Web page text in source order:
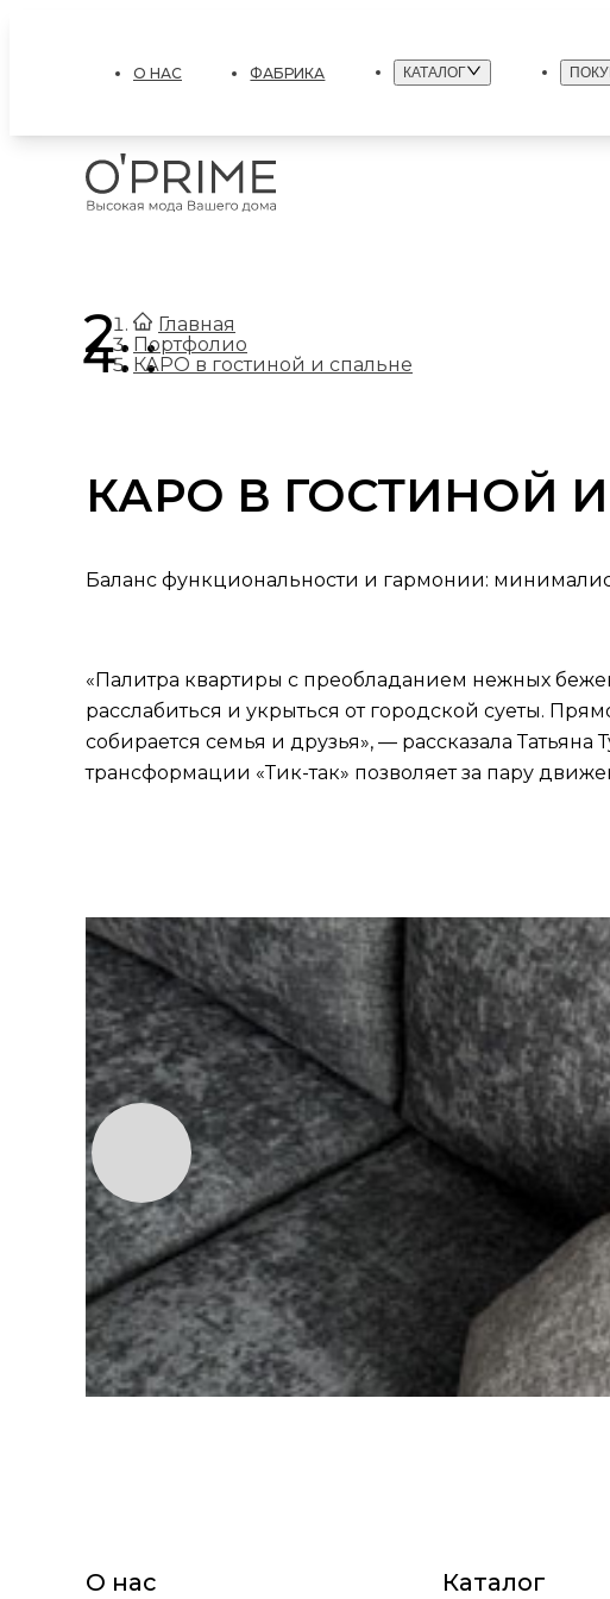
О НАС ФАБРИКА КАТАЛОГ
Главная
.
Портфолио
.
КАРО в гостиной и спальне
КАРО В ГОСТИНОЙ
Баланс функциональности и гармонии:
«Палитра квартиры с преобладанием нежных
расслабиться и укрыться от городской суеты.
собирается семья и друзья», — рассказала
трансформации «Тик-так» позволяет за пару
О нас Каталог